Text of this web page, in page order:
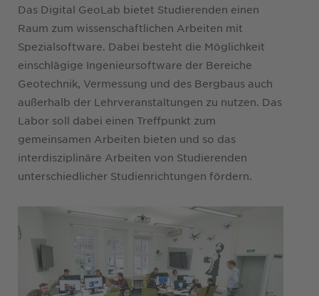
Das Digital GeoLab bietet Studierenden einen
Raum zum wissenschaftlichen Arbeiten mit
Spezialsoftware. Dabei besteht die Möglichkeit
einschlägige Ingenieursoftware der Bereiche
Geotechnik, Vermessung und des Bergbaus auch
außerhalb der Lehrveranstaltungen zu nutzen. Das
Labor soll dabei einen Treffpunkt zum
gemeinsamen Arbeiten bieten und so das
interdisziplinäre Arbeiten von Studierenden
unterschiedlicher Studienrichtungen fördern.